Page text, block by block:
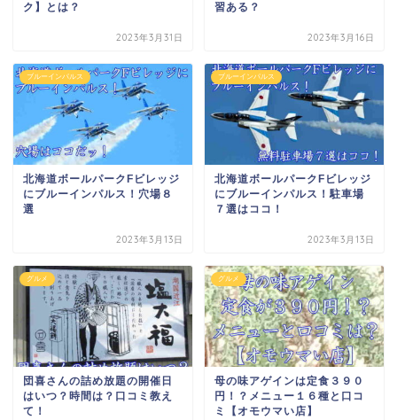
ク】とは？
2023年3月31日
習ある？
2023年3月16日
ブルーインパルス
北海道ボールパークFビレッジ
にブルーインパルス！穴場８
選
2023年3月13日
ブルーインパルス
北海道ボールパークFビレッジ
にブルーインパルス！駐車場
７選はココ！
2023年3月13日
グルメ
団喜さんの詰め放題の開催日
はいつ？時間は？口コミ教え
て！
グルメ
母の味アゲインは定食３９０
円！？メニュー１６種と口コ
ミ【オモウマい店】